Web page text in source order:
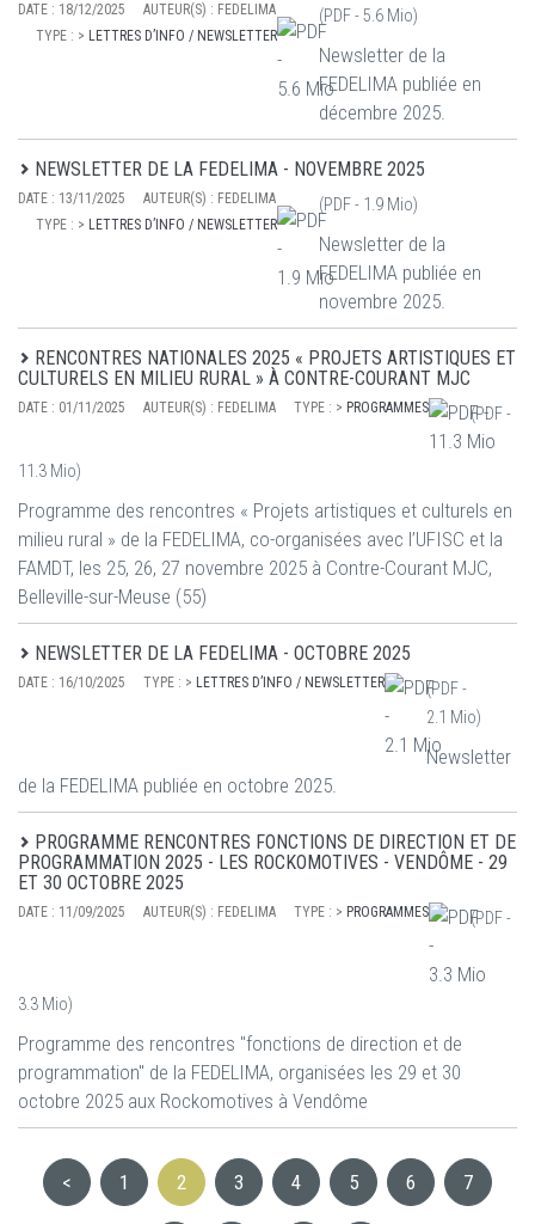
DATE : 18/12/2025 AUTEUR(S) : FEDELIMA
TYPE : > LETTRES D’INFO / NEWSLETTER
(PDF -5.6 Mio)
Newsletter de la
FEDELIMA publiée en
décembre 2025.
NEWSLETTER DE LA FEDELIMA - NOVEMBRE 2025
DATE : 13/11/2025 AUTEUR(S) : FEDELIMA
TYPE : > LETTRES D’INFO / NEWSLETTER
(PDF - 1.9 Mio)
Newsletter de la
FEDELIMA publiée en
novembre 2025.
RENCONTRES NATIONALES 2025 « PROJETS ARTISTIQUES ET
CULTURELS EN MILIEU RURAL » À CONTRE-COURANT MJC
DATE : 01/11/2025 AUTEUR(S) : FEDELIMA TYPE : > PROGRAMMES (PDF -
11.3 Mio)
Programme des rencontres « Projets artistiques et culturels en
milieu rural » de la FEDELIMA, co-organisées avec l’UFISC et la
FAMDT, les 25, 26, 27 novembre 2025 à Contre-Courant MJC,
Belleville-sur-Meuse (55)
NEWSLETTER DE LA FEDELIMA - OCTOBRE 2025
DATE : 16/10/2025 TYPE : > LETTRES D’INFO / NEWSLETTER
(PDF -
2.1 Mio)
Newsletter
de la FEDELIMA publiée en octobre 2025.
PROGRAMME RENCONTRES FONCTIONS DE DIRECTION ET DE
PROGRAMMATION 2025 - LES ROCKOMOTIVES - VENDÔME - 29
ET 30 OCTOBRE 2025
DATE : 11/09/2025 AUTEUR(S) : FEDELIMA TYPE : > PROGRAMMES (PDF -
3.3 Mio)
Programme des rencontres "fonctions de direction et de
programmation" de la FEDELIMA, organisées les 29 et 30
octobre 2025 aux Rockomotives à Vendôme
< 1 2 3 4 5 6 7